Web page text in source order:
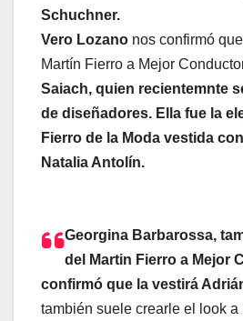
Schuchner.
Vero Lozano nos confirmó
Martín Fierro a Mejor
Saiach, quien recientemnte
de diseñadores. Ella fue la
Fierro de la Moda vestida
Natalia Antolín.
Georgina Barbarossa,
del Martin Fierro a Mejor
confirmó que la vestirá
también suele crearle el look a